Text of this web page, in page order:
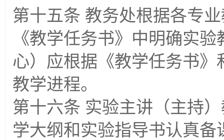
第十五条 教务处根据各专
《教学任务书》中明确实
心）应根据《教学任务书
教学进程。
第十六条 实验主讲（主持
学大纲和实验指导书认真